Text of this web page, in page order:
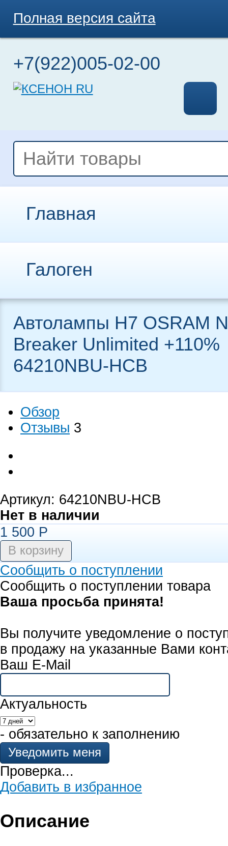
Полная версия сайта
+7(922)005-02-00
Главная
Галоген
Автолампы H7 OSRAM
Breaker Unlimited +110%
64210NBU-HCB
Обзор
Отзывы 3
Артикул: 64210NBU-HCB
Нет в наличии
1 500 Р
Сообщить о поступлении
Сообщить о поступлении товара
Ваша просьба принята!
Вы получите уведомление о
в продажу на указанные Вами
Ваш E-Mail
Актуальность
- обязательно к заполнению
Проверка...
Добавить в избранное
Описание